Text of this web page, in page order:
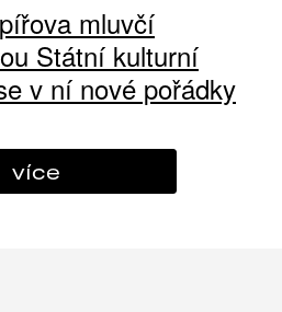
mluvčí
Státní kulturní
v ní nové pořádky
více